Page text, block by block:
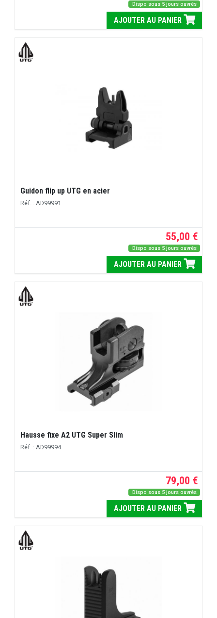
Dispo sous 5 jours ouvrés
AJOUTER AU PANIER
Guidon flip up UTG en acier
Réf. : AD99991
55,00 €
Dispo sous 5 jours ouvrés
AJOUTER AU PANIER
Hausse fixe A2 UTG Super Slim
Réf. : AD99994
79,00 €
Dispo sous 5 jours ouvrés
AJOUTER AU PANIER